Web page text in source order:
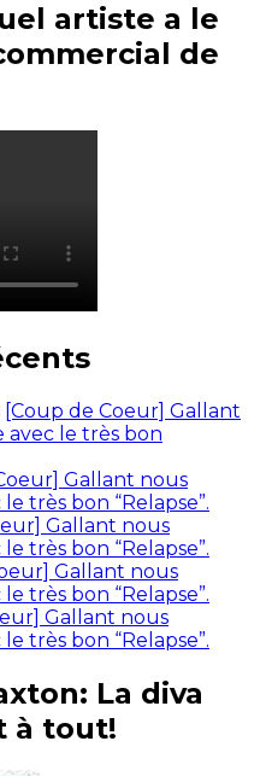
artiste a le
de
[Coup de Coeur] Gallant
avec le très bon
Gallant nous
très bon “Relapse”.
Gallant nous
très bon “Relapse”.
Gallant nous
très bon “Relapse”.
Gallant nous
très bon “Relapse”.
La diva
à tout!